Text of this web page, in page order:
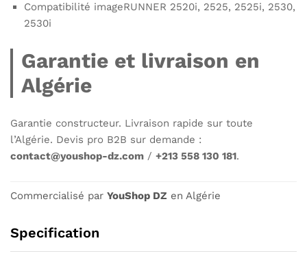
Compatibilité imageRUNNER 2520i, 2525, 2525i, 2530,
2530i
Garantie et livraison en
Algérie
Garantie constructeur. Livraison rapide sur toute
l’Algérie. Devis pro B2B sur demande :
contact@youshop-dz.com / +213 558 130 181.
Commercialisé par YouShop DZ en Algérie
Specification